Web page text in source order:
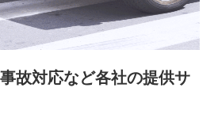
、営業情報の提供業務、契約締結手
、およびこれらに準ずる業務の遂行
するため
故対応など各社の提供サ